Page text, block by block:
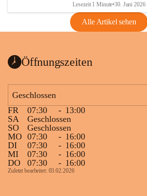
Lesezeit 1 Minute•30. Juni 2026
Alle Artikel sehen
Öffnungszeiten
Geschlossen
FR
07:30 - 13:00
SA
Geschlossen
SO
Geschlossen
MO 07:30 - 16:00
DI
07:30 - 16:00
MI
07:30 - 16:00
DO
07:30 - 16:00
Zuletzt bearbeitet: 03.02.2026